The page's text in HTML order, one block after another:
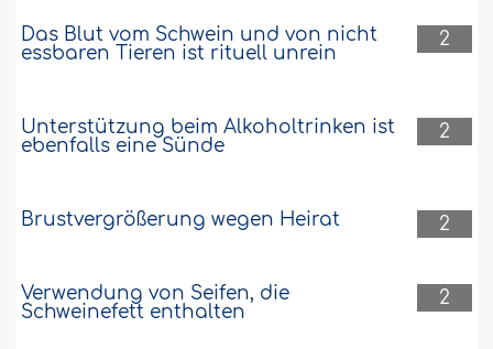
2
Das Blut vom Schwein und von nicht
essbaren Tieren ist rituell unrein
2
Unterstützung beim Alkoholtrinken ist
ebenfalls eine Sünde
2
Brustvergrößerung wegen Heirat
2
Verwendung von Seifen, die
Schweinefett enthalten